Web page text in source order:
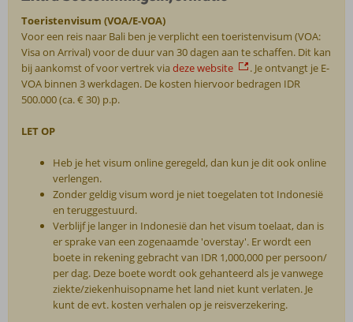
Toeristenvisum (VOA/E-VOA)
Voor een reis naar Bali ben je verplicht een toeristenvisum (VOA:
Visa on Arrival) voor de duur van 30 dagen aan te schaffen. Dit kan
bij aankomst of voor vertrek viadeze website
. Je ontvangt je E-
VOA binnen 3 werkdagen. De kosten hiervoor bedragen IDR
500.000 (ca. € 30) p.p.
LET OP
Heb je het visum online geregeld, dan kun je dit ook online
verlengen.
Zonder geldig visum word je niet toegelaten tot Indonesië
en teruggestuurd.
Verblijf je langer in Indonesië dan het visum toelaat, dan is
er sprake van een zogenaamde 'overstay'. Er wordt een
boete in rekening gebracht van IDR 1,000,000 per persoon/
per dag. Deze boete wordt ook gehanteerd als je vanwege
ziekte/ziekenhuisopname het land niet kunt verlaten. Je
kunt de evt. kosten verhalen op je reisverzekering.